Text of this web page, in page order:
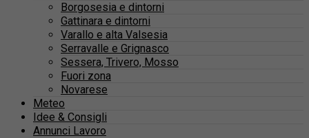
Borgosesia e dintorni
Gattinara e dintorni
Varallo e alta Valsesia
Serravalle e Grignasco
Sessera, Trivero, Mosso
Fuori zona
Novarese
Meteo
Idee & Consigli
Annunci Lavoro